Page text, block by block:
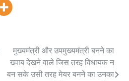
मुख्यमंत्री और उपमुख्यमंत्री बनने का
ख्वाब देखने वाले जिस तरह विधायक न
बन सके उसी तरह मेयर बनने का उनका